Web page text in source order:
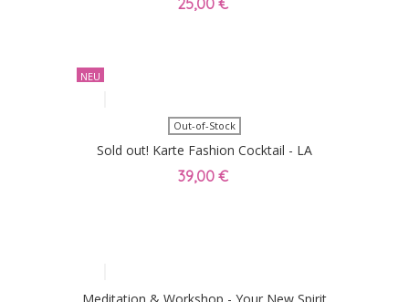
25,00 €
NEU
Out-of-Stock
Sold out! Karte Fashion Cocktail - LA
DOLCE VITA - 19.06.2026
39,00 €